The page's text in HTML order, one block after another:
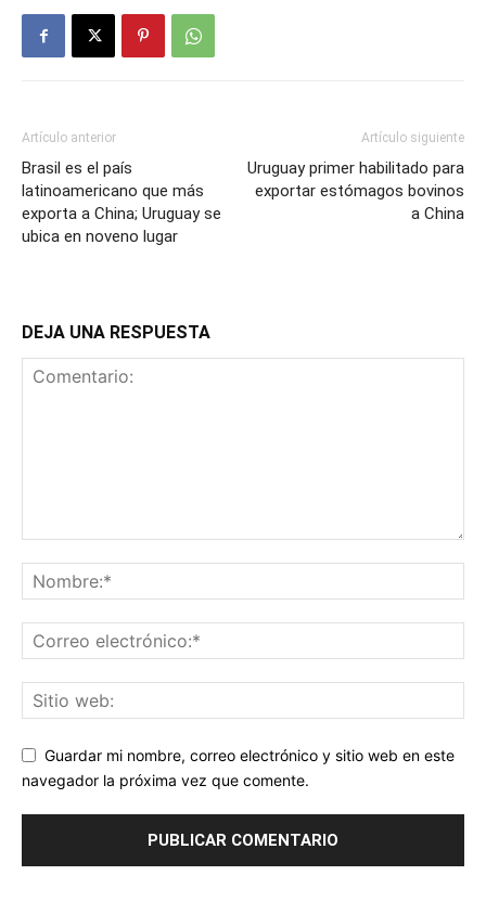
Artículo anterior
Brasil es el país
latinoamericano que más
exporta a China; Uruguay se
ubica en noveno lugar
Artículo siguiente
Uruguay primer habilitado para
exportar estómagos bovinos
a China
DEJA UNA RESPUESTA
Guardar mi nombre, correo electrónico y sitio web en este
navegador la próxima vez que comente.